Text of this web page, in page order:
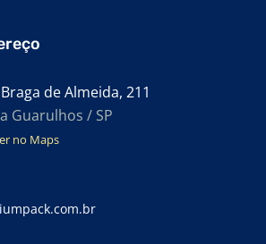
de Almeida, 211
Guarulhos / SP
no Maps